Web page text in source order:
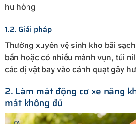
hư hỏng
1.2. Giải pháp
Thường xuyên vệ sinh kho bãi
bẩn hoặc có nhiều mảnh vụn, túi
các dị vật bay vào cánh quạt gây
2. Làm mát động cơ xe nâng
mát không đủ